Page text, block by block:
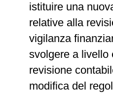
istituire una
relative alla
vigilanza
svolgere a livello
revisione
modifica del